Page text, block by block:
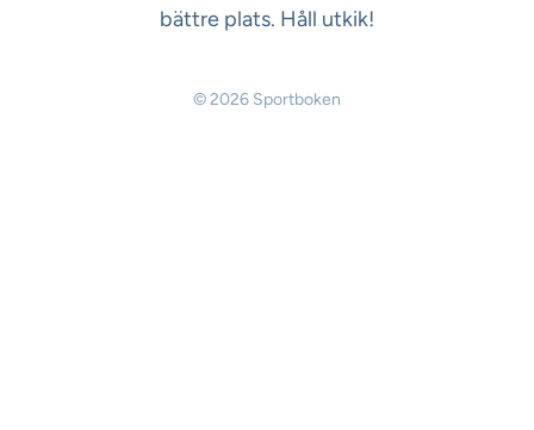
bättre plats. Håll utkik!
© 2026 Sportboken